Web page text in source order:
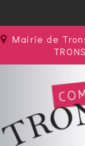
Mairie de